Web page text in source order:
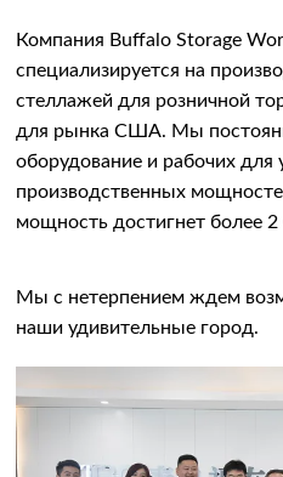
Компания Buffalo Storage
специализируется на
стеллажей для розничной
для рынка США. Мы
оборудование и рабочих для
производственных
мощность достигнет более
Мы с нетерпением ждем
наши удивительные город.